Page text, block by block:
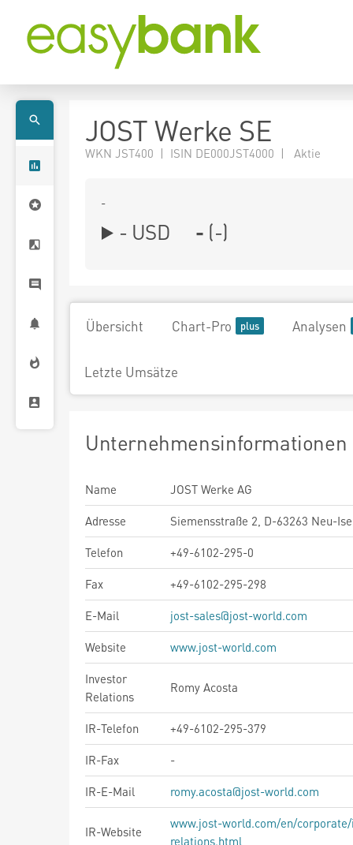
JOST Werke SE
WKN JST400 | ISIN DE000JST4000 | Aktie
-
- USD - (-)
Übersicht Chart-Pro Analysen
Letzte Umsätze
Unternehmensinformationen
Name
JOST Werke AG
Adresse
Siemensstraße 2, D-63263 Neu-
Telefon
+49-6102-295-0
Fax
+49-6102-295-298
E-Mail
jost-sales@jost-world.com
Website
www.jost-world.com
Investor
Relations
Romy Acosta
IR-Telefon
+49-6102-295-379
IR-Fax
-
IR-E-Mail
romy.acosta@jost-world.com
IR-Website
www.jost-world.com/en/
relations.html